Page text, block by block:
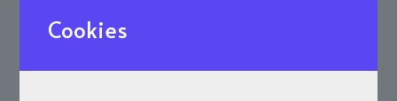
CHIUSURA AZIENDALE 2 Giugno
Cookies